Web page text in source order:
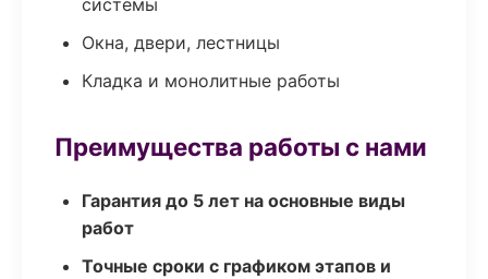
системы
Окна, двери, лестницы
Кладка и монолитные работы
Преимущества работы с нами
Гарантия до 5 лет на основные виды
работ
Точные сроки с графиком этапов и